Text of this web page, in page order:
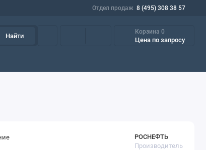
Отдел продаж 8 (495) 308 38 57
Найти
Корзина 0
Цена по запросу
РОСНЕФТЬ
Производитель